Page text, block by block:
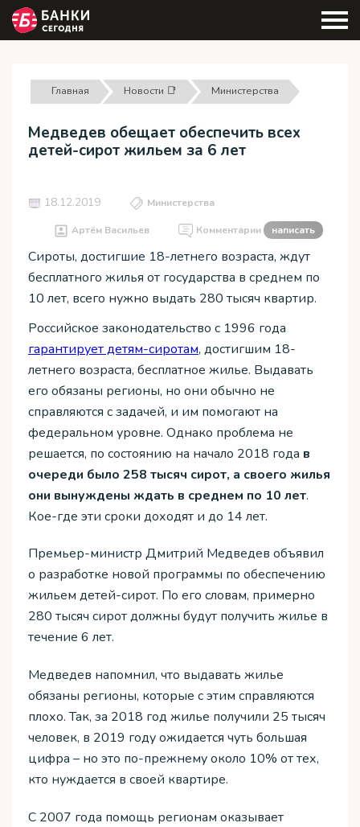
Главная Новости 📑 Министерства
Медведев обещает обеспечить всех
детей-сирот жильем за 6 лет
18.12.2019 Министерства
Артём Васильев Комментарии написать
Сироты, достигшие 18-летнего возраста, ждут
бесплатного жилья от государства в среднем по
10 лет, всего нужно выдать 280 тысяч квартир.
Российское законодательство с 1996 года
гарантирует детям-сиротам, достигшим 18-
летнего возраста, бесплатное жилье. Выдавать
его обязаны регионы, но они обычно не
справляются с задачей, и им помогают на
федеральном уровне. Однако проблема не
решается, по состоянию на начало 2018 года в
очереди было 258 тысяч сирот, а своего жилья
они вынуждены ждать в среднем по 10 лет.
Кое-где эти сроки доходят и до 14 лет.
Премьер-министр Дмитрий Медведев объявил
о разработке новой программы по обеспечению
жильем детей-сирот. По его словам, примерно
280 тысяч сирот должны будут получить жилье в
течение 6 лет.
Медведев напомнил, что выдавать жилье
обязаны регионы, которые с этим справляются
плохо. Так, за 2018 год жилье получили 25 тысяч
человек, в 2019 году ожидается чуть большая
цифра – но это по-прежнему около 10% от тех,
кто нуждается в своей квартире.
С 2007 года помощь регионам оказывает